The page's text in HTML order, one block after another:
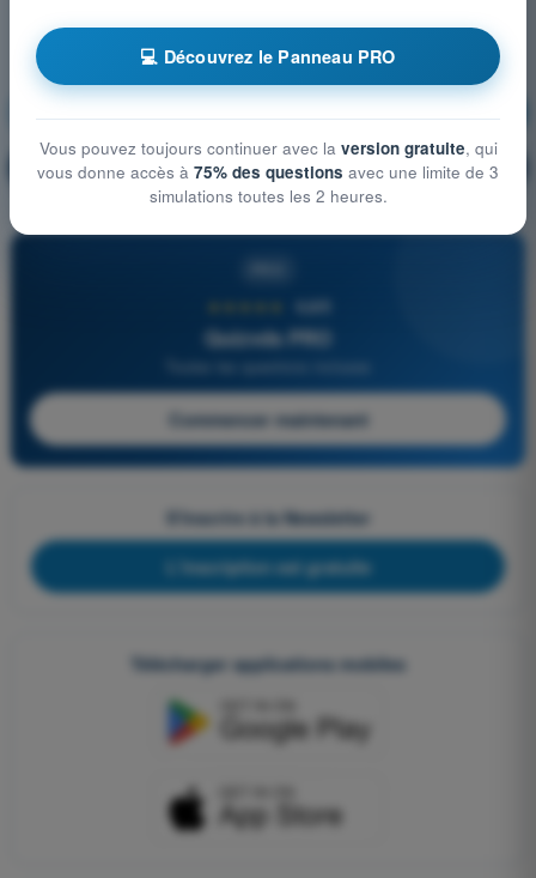
Météorologie S'entraîner !
🔒 PRO Explication de la question
4,6/5
Quizvds PRO
Commencer maintenant
S'inscrire à la Newsletter
L'inscription est gratuite
Télécharger applications mobiles
💻 Découvrez le Panneau PRO
Vous pouvez toujours continuer avec la version gratuite, qui
vous donne accès à 75% des questions avec une limite de 3
simulations toutes les 2 heures.